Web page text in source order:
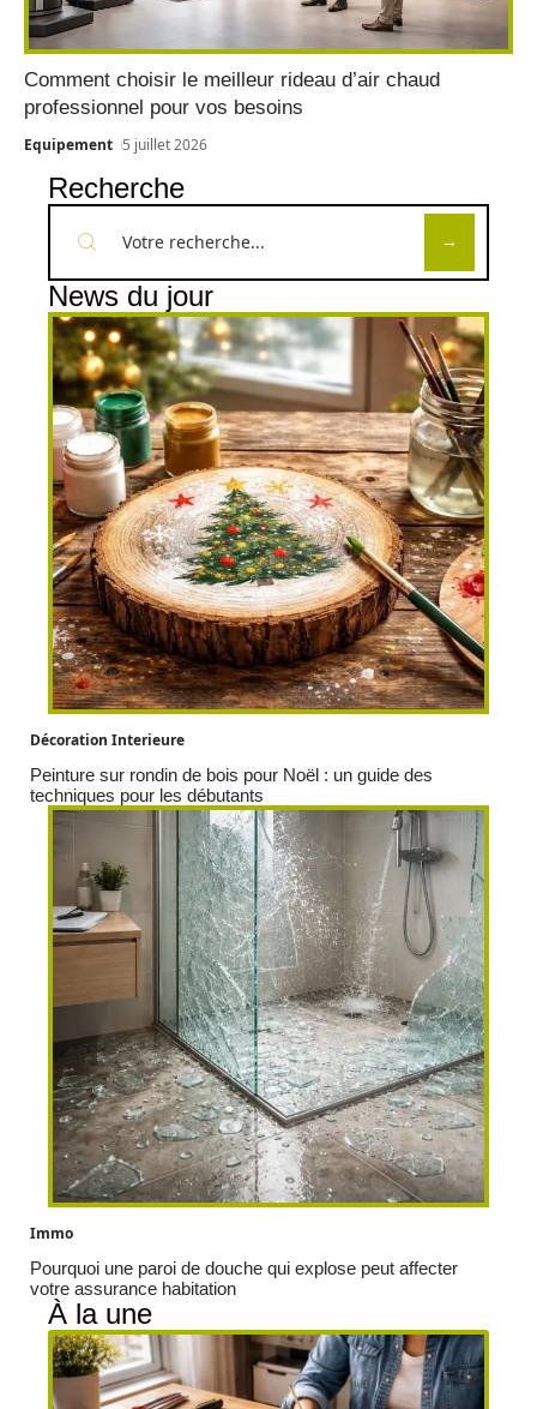
Comment choisir le meilleur rideau d’air chaud
professionnel pour vos besoins
Equipement 5 juillet 2026
Recherche
News du jour
Décoration Interieure
Peinture sur rondin de bois pour Noël : un guide des
techniques pour les débutants
Immo
Pourquoi une paroi de douche qui explose peut affecter
votre assurance habitation
À la une